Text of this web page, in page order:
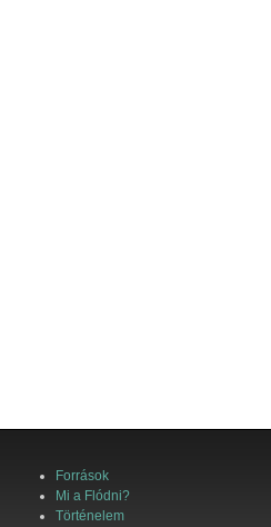
Források
Mi a Flódni?
Történelem